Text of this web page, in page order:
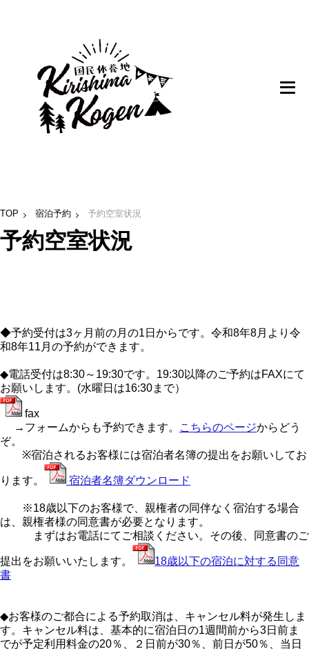
TOP 宿泊予約 予約空室状況
予約空室状況
◆予約受付は3ヶ月前の月の1日からです。令和8年8月より令
和8年11月の予約ができます。
◆電話受付は8:30～19:30です。19:30以降のご予約はFAXにて
お願いします。(水曜日は16:30まで）
fax
→フォームからも予約できます。
こちらのページからどう
ぞ。
※宿泊されるお客様には宿泊者名簿の提出をお願いしてお
ります。 宿泊者名簿ダウンロード
※18歳以下のお客様で、親権者の同伴なく宿泊する場合
は、親権者様の同意書が必要となります。
まずはお電話にてご相談ください。その後、同意書のご
提出をお願いいたします。
18歳以下の宿泊に対する同意
書
◆お客様のご都合による予約取消は、キャンセル料が発生しま
す。キャンセル料は、基本的に宿泊日の1週間前から3日前ま
でが予定利用料金の20％、２日前が30％、前日が50％、当日